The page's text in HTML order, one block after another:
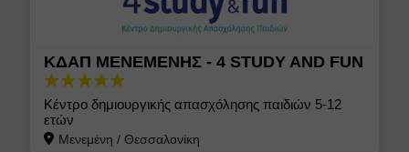
ΚΔΑΠ ΜΕΝΕΜΕΝΗΣ - 4 STUDY AND FUN
Κέντρο δημιουργικής απασχόλησης παιδιών 5-12
ετών
Μενεμένη / Θεσσαλονίκη